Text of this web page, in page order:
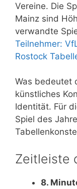
Vereine. Die
Mainz sind
verwandte
Teilnehmer:
Rostock
Was bedeutet
künstliches
Identität. Für
Spiel des
Zeitleiste
8.